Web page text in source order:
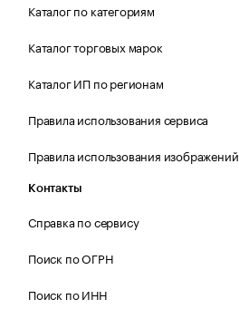
Каталог по категориям
Каталог торговых марок
Каталог ИП по регионам
Правила использования сервиса
Правила использования изображений
Контакты
Справка по сервису
Поиск по ОГРН
Поиск по ИНН